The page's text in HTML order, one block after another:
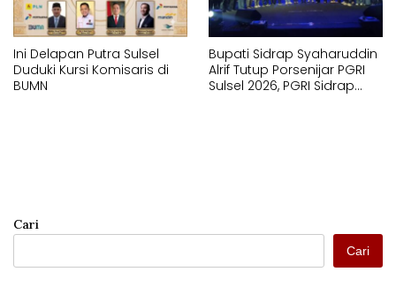
Ini Delapan Putra Sulsel
Duduki Kursi Komisaris di
BUMN
Bupati Sidrap Syaharuddin
Alrif Tutup Porsenijar PGRI
Sulsel 2026, PGRI Sidrap
Cari
Cari